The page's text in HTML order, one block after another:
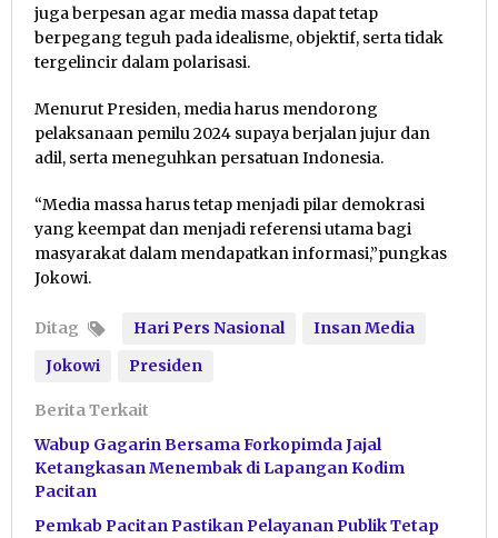
juga berpesan agar media massa dapat tetap
berpegang teguh pada idealisme, objektif, serta tidak
tergelincir dalam polarisasi.
Menurut Presiden, media harus mendorong
pelaksanaan pemilu 2024 supaya berjalan jujur dan
adil, serta meneguhkan persatuan Indonesia.
“Media massa harus tetap menjadi pilar demokrasi
yang keempat dan menjadi referensi utama bagi
masyarakat dalam mendapatkan informasi,”pungkas
Jokowi.
Ditag Hari Pers Nasional
Insan Media
Jokowi
Presiden
Berita Terkait
Wabup Gagarin Bersama Forkopimda Jajal
Ketangkasan Menembak di Lapangan Kodim
Pacitan
Pemkab Pacitan Pastikan Pelayanan Publik Tetap